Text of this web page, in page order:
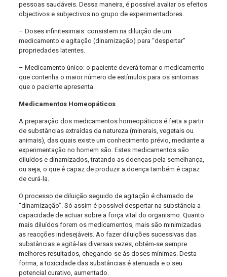
pessoas saudáveis. Dessa maneira, é possível avaliar os efeitos
objectivos e subjectivos no grupo de experimentadores.
– Doses infinitesimais: consistem na diluição de um
medicamento e agitação (dinamização) para “despertar”
propriedades latentes.
– Medicamento único: o paciente deverá tomar o medicamento
que contenha o maior número de estímulos para os sintomas
que o paciente apresenta.
Medicamentos Homeopáticos
A preparação dos medicamentos homeopáticos é feita a partir
de substâncias extraídas da natureza (minerais, vegetais ou
animais), das quais existe um conhecimento prévio, mediante a
experimentação no homem são. Estes medicamentos são
diluídos e dinamizados, tratando as doenças pela semelhança,
ou seja, o que é capaz de produzir a doença também é capaz
de curá-la.
O processo de diluição seguido de agitação é chamado de
“dinamização”. Só assim é possível despertar na substância a
capacidade de actuar sobre a força vital do organismo. Quanto
mais diluídos forem os medicamentos, mais são minimizadas
as reacções indesejáveis. Ao fazer diluições sucessivas das
substâncias e agitá-las diversas vezes, obtém-se sempre
melhores resultados, chegando-se às doses mínimas. Desta
forma, a toxicidade das substâncias é atenuada e o seu
potencial curativo, aumentado.